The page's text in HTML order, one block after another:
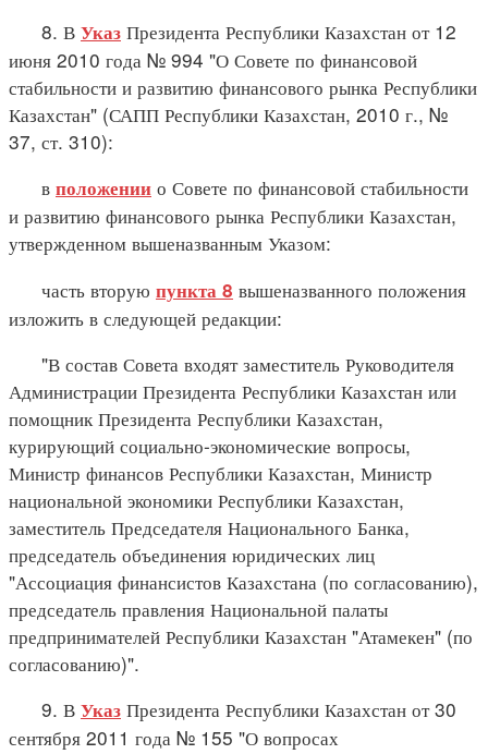
8. В Указ Президента Республики Казахстан от 12
июня 2010 года № 994 "О Совете по финансовой
стабильности и развитию финансового рынка Республики
Казахстан" (САПП Республики Казахстан, 2010 г., №
37, ст. 310):
в положении о Совете по финансовой стабильности
и развитию финансового рынка Республики Казахстан,
утвержденном вышеназванным Указом:
часть вторую пункта 8 вышеназванного положения
изложить в следующей редакции:
"В состав Совета входят заместитель Руководителя
Администрации Президента Республики Казахстан или
помощник Президента Республики Казахстан,
курирующий социально-экономические вопросы,
Министр финансов Республики Казахстан, Министр
национальной экономики Республики Казахстан,
заместитель Председателя Национального Банка,
председатель объединения юридических лиц
"Ассоциация финансистов Казахстана (по согласованию),
председатель правления Национальной палаты
предпринимателей Республики Казахстан "Атамекен" (по
согласованию)".
9. В Указ Президента Республики Казахстан от 30
сентября 2011 года № 155 "О вопросах